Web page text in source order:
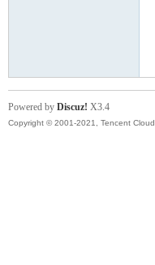
Powered by Discuz! X3.4
Copyright © 2001-2021, Tencent Cloud.